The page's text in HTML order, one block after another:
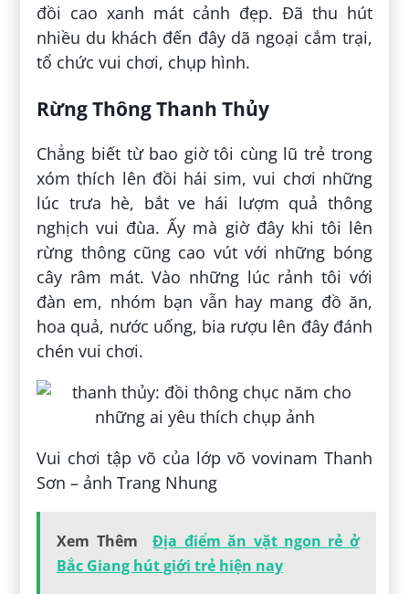
đồi cao xanh mát cảnh đẹp. Đã thu hút
nhiều du khách đến đây dã ngoại cắm trại,
tổ chức vui chơi, chụp hình.
Rừng Thông Thanh Thủy
Chẳng biết từ bao giờ tôi cùng lũ trẻ trong
xóm thích lên đồi hái sim, vui chơi những
lúc trưa hè, bắt ve hái lượm quả thông
nghịch vui đùa. Ấy mà giờ đây khi tôi lên
rừng thông cũng cao vút với những bóng
cây râm mát. Vào những lúc rảnh tôi với
đàn em, nhóm bạn vẫn hay mang đồ ăn,
hoa quả, nước uống, bia rượu lên đây đánh
chén vui chơi.
Vui chơi tập võ của lớp võ vovinam Thanh
Sơn – ảnh Trang Nhung
Xem Thêm
Địa điểm ăn vặt ngon rẻ ở
Bắc Giang hút giới trẻ hiện nay